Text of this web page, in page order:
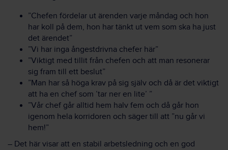
”Chefen fördelar ut ärenden varje måndag och hon
har koll på dem, hon har tänkt ut vem som ska ha just
det ärendet”
”Vi har inga ångestdrivna chefer här”
”Viktigt med tillit från chefen och att man resonerar
sig fram till ett beslut”
”Man har så höga krav på sig själv och då är det viktigt
att ha en chef som ’tar ner en lite’ ”
”Vår chef går alltid hem halv fem och då går hon
igenom hela korridoren och säger till att ”nu går vi
hem!”
– Det här visar att en stabil arbetsledning och en god